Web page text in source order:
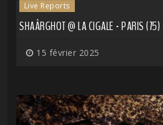
Live Reports
SHAÂRGHOT @ LA CIGALE - PARIS
15 février 2025